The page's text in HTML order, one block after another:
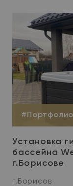
Установка
бассейна
г.Борисове
г.Борисов